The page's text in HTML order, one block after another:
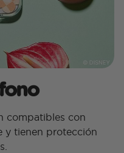
compatibles con
y tienen protección